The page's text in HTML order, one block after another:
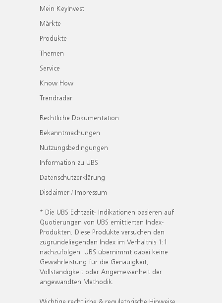
Mein KeyInvest
Märkte
Produkte
Themen
Service
Know How
Trendradar
Rechtliche Dokumentation
Bekanntmachungen
Nutzungsbedingungen
Information zu UBS
Datenschutzerklärung
Disclaimer / Impressum
* Die UBS Echtzeit- Indikationen basieren auf
Quotierungen von UBS emittierten Index-
Produkten. Diese Produkte versuchen den
zugrundeliegenden Index im Verhältnis 1:1
nachzufolgen. UBS übernimmt dabei keine
Gewährleistung für die Genauigkeit,
Vollständigkeit oder Angemessenheit der
angewandten Methodik.